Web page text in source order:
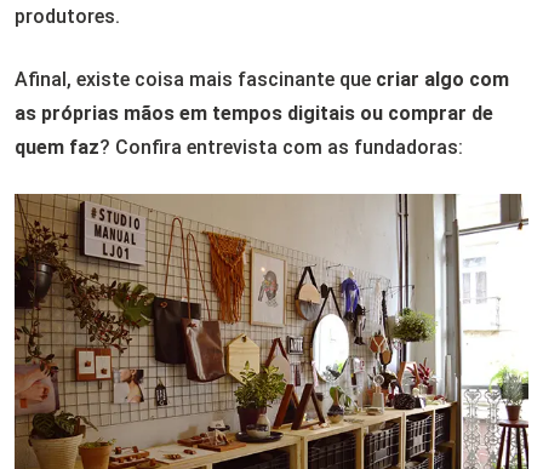
produtores.
Afinal, existe coisa mais fascinante que criar algo com
as próprias mãos em tempos digitais ou comprar de
quem faz? Confira entrevista com as fundadoras: